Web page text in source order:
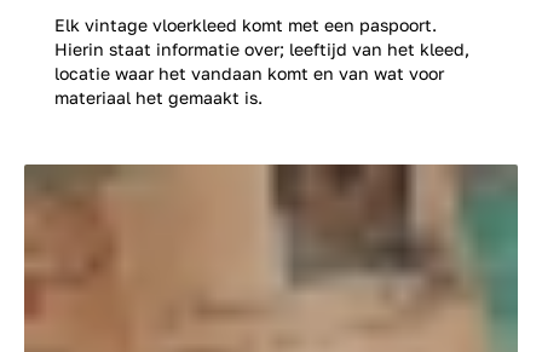
Elk vintage vloerkleed komt met een paspoort.
Hierin staat informatie over; leeftijd van het kleed,
locatie waar het vandaan komt en van wat voor
materiaal het gemaakt is.